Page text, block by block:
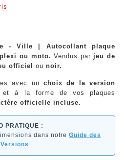
- Ville | Autocollant plaque
ou moto. Vendus par jeu de
officiel ou noir.
avec un choix de la version
et à la forme de vos plaques
officielle incluse.
PRATIQUE :
dans notre Guide des
Versions .